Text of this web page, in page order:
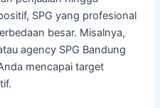
SPG yang profesional
besar. Misalnya,
agency SPG Bandung
mencapai target